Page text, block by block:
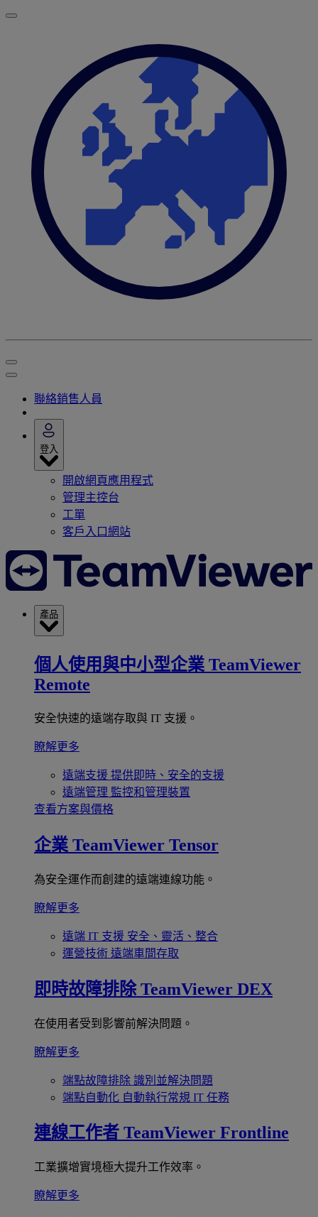
聯絡銷售人員
登入
開啟網頁應用程式
管理主控台
工單
客戶入口網站
產品
個人使用與中小型企業 TeamViewer
Remote
安全快速的遠端存取與 IT 支援。
瞭解更多
遠端支援 提供即時、安全的支援
遠端管理 監控和管理裝置
查看方案與價格
企業 TeamViewer Tensor
為安全運作而創建的遠端連線功能。
瞭解更多
遠端 IT 支援 安全、靈活、整合
運營技術 遠端車間存取
即時故障排除 TeamViewer DEX
在使用者受到影響前解決問題。
瞭解更多
端點故障排除 識別並解決問題
端點自動化 自動執行常規 IT 任務
連線工作者 TeamViewer Frontline
工業擴增實境極大提升工作效率。
瞭解更多